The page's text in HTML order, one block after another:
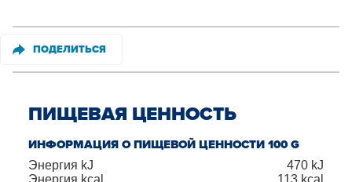
ПОДЕЛИТЬСЯ
ПИЩЕВАЯ ЦЕННОСТЬ
ИНФОРМАЦИЯ О ПИЩЕВОЙ ЦЕННОСТИ 100 G
Энергия kJ 470 kJ
Энергия kcal
113 kcal